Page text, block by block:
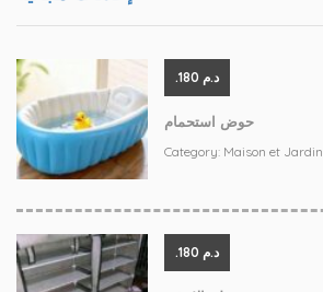
.د.م 180
حوض استحمام
Category: Maison et Jardin
.د.م 180